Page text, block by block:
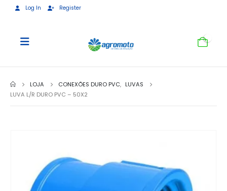
Log In Register
0
LOJA CONEXÕES DURO PVC, LUVAS
LUVA L/R DURO PVC – 50X2